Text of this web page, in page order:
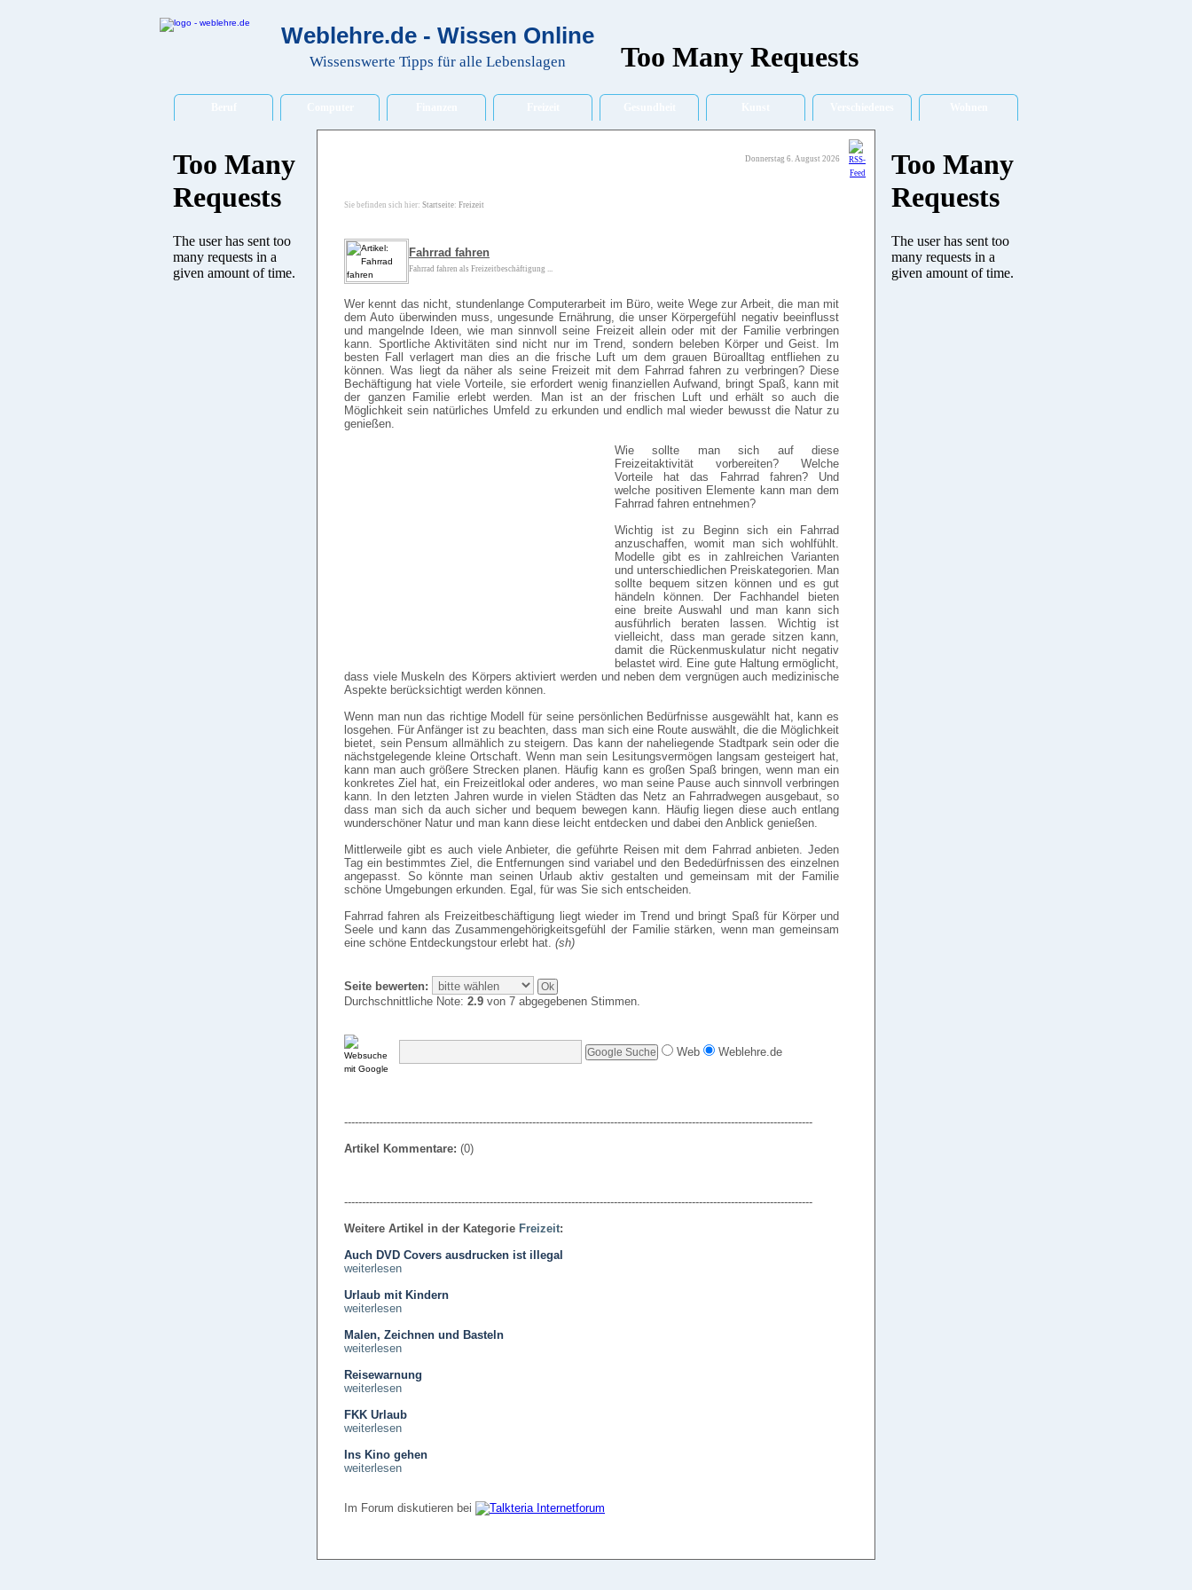
Weblehre.de - Wissen Online
Wissenswerte Tipps für alle Lebenslagen
Donnerstag 6. August 2026
Sie befinden sich hier: Startseite: Freizeit
Fahrrad fahren
Fahrrad fahren als Freizeitbeschäftigung ...
Wer kennt das nicht, stundenlange Computerarbeit im Büro, weite Wege zur Arbeit, die man mit
dem Auto überwinden muss, ungesunde Ernährung, die unser Körpergefühl negativ beeinflusst
und mangelnde Ideen, wie man sinnvoll seine Freizeit allein oder mit der Familie verbringen
kann. Sportliche Aktivitäten sind nicht nur im Trend, sondern beleben Körper und Geist. Im
besten Fall verlagert man dies an die frische Luft um dem grauen Büroalltag entfliehen zu
können. Was liegt da näher als seine Freizeit mit dem Fahrrad fahren zu verbringen? Diese
Bechäftigung hat viele Vorteile, sie erfordert wenig finanziellen Aufwand, bringt Spaß, kann mit
der ganzen Familie erlebt werden. Man ist an der frischen Luft und erhält so auch die
Möglichkeit sein natürliches Umfeld zu erkunden und endlich mal wieder bewusst die Natur zu
genießen.
Wie sollte man sich auf diese
Freizeitaktivität vorbereiten? Welche
Vorteile hat das Fahrrad fahren? Und
welche positiven Elemente kann man dem
Fahrrad fahren entnehmen?
Wichtig ist zu Beginn sich ein Fahrrad
anzuschaffen, womit man sich wohlfühlt.
Modelle gibt es in zahlreichen Varianten
und unterschiedlichen Preiskategorien. Man
sollte bequem sitzen können und es gut
händeln können. Der Fachhandel bieten
eine breite Auswahl und man kann sich
ausführlich beraten lassen. Wichtig ist
vielleicht, dass man gerade sitzen kann,
damit die Rückenmuskulatur nicht negativ
belastet wird. Eine gute Haltung ermöglicht,
dass viele Muskeln des Körpers aktiviert werden und neben dem vergnügen auch medizinische
Aspekte berücksichtigt werden können.
Wenn man nun das richtige Modell für seine persönlichen Bedürfnisse ausgewählt hat, kann es
losgehen. Für Anfänger ist zu beachten, dass man sich eine Route auswählt, die die Möglichkeit
bietet, sein Pensum allmählich zu steigern. Das kann der naheliegende Stadtpark sein oder die
nächstgelegende kleine Ortschaft. Wenn man sein Lesitungsvermögen langsam gesteigert hat,
kann man auch größere Strecken planen. Häufig kann es großen Spaß bringen, wenn man ein
konkretes Ziel hat, ein Freizeitlokal oder anderes, wo man seine Pause auch sinnvoll verbringen
kann. In den letzten Jahren wurde in vielen Städten das Netz an Fahrradwegen ausgebaut, so
dass man sich da auch sicher und bequem bewegen kann. Häufig liegen diese auch entlang
wunderschöner Natur und man kann diese leicht entdecken und dabei den Anblick genießen.
Mittlerweile gibt es auch viele Anbieter, die geführte Reisen mit dem Fahrrad anbieten. Jeden
Tag ein bestimmtes Ziel, die Entfernungen sind variabel und den Bededürfnissen des einzelnen
angepasst. So könnte man seinen Urlaub aktiv gestalten und gemeinsam mit der Familie
schöne Umgebungen erkunden. Egal, für was Sie sich entscheiden.
Fahrrad fahren als Freizeitbeschäftigung liegt wieder im Trend und bringt Spaß für Körper und
Seele und kann das Zusammengehörigkeitsgefühl der Familie stärken, wenn man gemeinsam
eine schöne Entdeckungstour erlebt hat. (sh)
Seite bewerten:
Durchschnittliche Note: 2.9 von 7 abgegebenen Stimmen.
Web Weblehre.de
------------------------------------------------------------------------------------------------------------------------------------
Artikel Kommentare: (0)
------------------------------------------------------------------------------------------------------------------------------------
Weitere Artikel in der Kategorie Freizeit:
Auch DVD Covers ausdrucken ist illegal
weiterlesen
Urlaub mit Kindern
weiterlesen
Malen, Zeichnen und Basteln
weiterlesen
Reisewarnung
weiterlesen
FKK Urlaub
weiterlesen
Ins Kino gehen
weiterlesen
Im Forum diskutieren bei